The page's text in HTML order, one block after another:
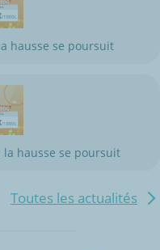
hausse se poursuit
hausse se poursuit
Toutes les actualités